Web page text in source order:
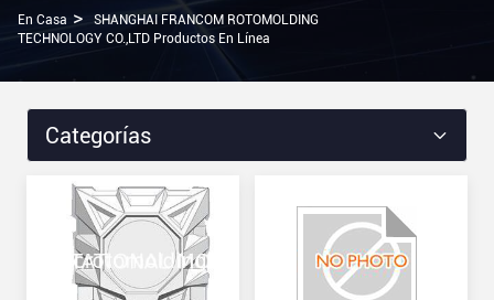
En Casa >
SHANGHAI FRANCOM ROTOMOLDING
TECHNOLOGY CO.,LTD Productos En Línea
Categorías